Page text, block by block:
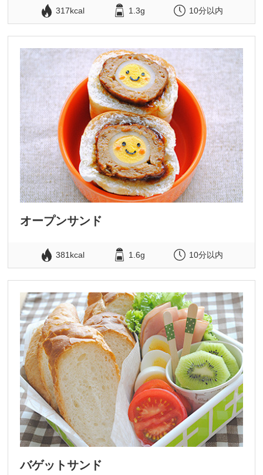
317kcal 1.3g 10分以内
オープンサンド
381kcal 1.6g 10分以内
バゲットサンド